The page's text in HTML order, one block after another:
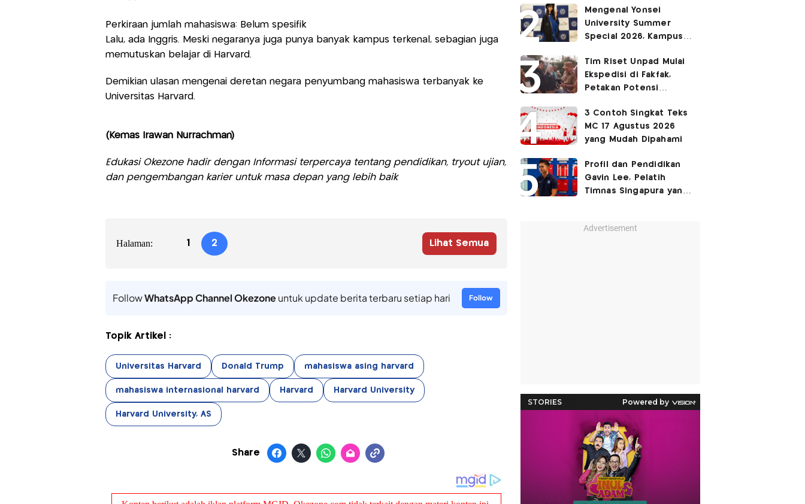
Perkiraan jumlah mahasiswa: Belum spesifik
Lalu, ada Inggris. Meski negaranya juga punya banyak kampus terkenal, sebagian juga
memutuskan belajar di Harvard.
Demikian ulasan mengenai deretan negara penyumbang mahasiswa terbanyak ke
Universitas Harvard.
(Kemas Irawan Nurrachman)
Edukasi Okezone hadir dengan Informasi terpercaya tentang pendidikan, tryout ujian,
dan pengembangan karier untuk masa depan yang lebih baik
Halaman: 1 2 Lihat Semua
FollowWhatsApp Channel Okezoneuntuk update berita terbaru setiap hari Follow
Topik Artikel :
Universitas Harvard Donald Trump mahasiswa asing harvard
mahasiswa internasional harvard Harvard Harvard University
Harvard University, AS
Share
Festival 2026, Hidupkan
Ruang Kota Melalui Seni
Pertunjukan
Mengenal Yonsei
University Summer
Special 2026, Kampus
yang Disebut Netizen
Tak Setara S3 UI
Tim Riset Unpad Mulai
Ekspedisi di Fakfak,
Petakan Potensi
Bomberay–Tomage
3 Contoh Singkat Teks
MC 17 Agustus 2026
yang Mudah Dipahami
Profil dan Pendidikan
Gavin Lee, Pelatih
Timnas Singapura yang
Advertisement